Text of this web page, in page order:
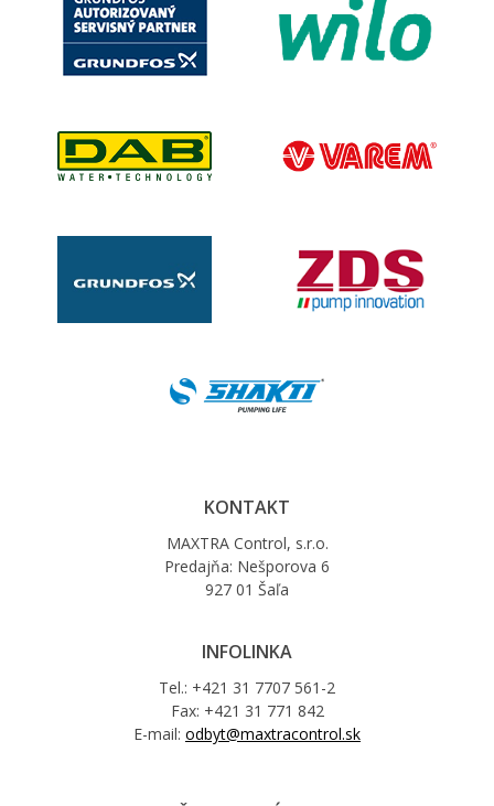
KONTAKT
MAXTRA Control, s.r.o.
Predajňa: Nešporova 6
927 01 Šaľa
INFOLINKA
Tel.: +421 31 7707 561-2
Fax: +421 31 771 842
E-mail: odbyt@maxtracontrol.sk